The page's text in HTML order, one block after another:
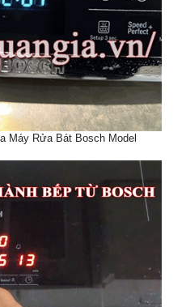
Máy Rửa Bát Bosch Model